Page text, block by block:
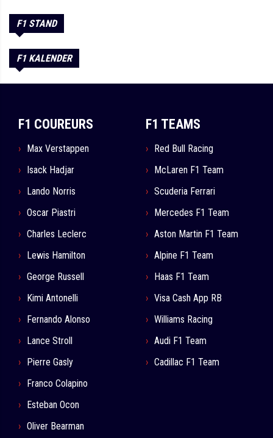
F1 STAND
F1 KALENDER
F1 COUREURS
Max Verstappen
Isack Hadjar
Lando Norris
Oscar Piastri
Charles Leclerc
Lewis Hamilton
George Russell
Kimi Antonelli
Fernando Alonso
Lance Stroll
Pierre Gasly
Franco Colapino
Esteban Ocon
Oliver Bearman
F1 TEAMS
Red Bull Racing
McLaren F1 Team
Scuderia Ferrari
Mercedes F1 Team
Aston Martin F1 Team
Alpine F1 Team
Haas F1 Team
Visa Cash App RB
Williams Racing
Audi F1 Team
Cadillac F1 Team